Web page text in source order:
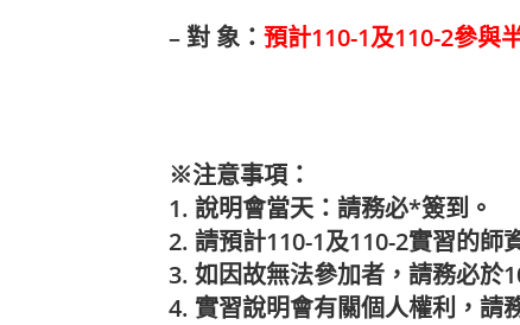
– 對 象： 預計110-1及110-2參與
※注意事項：
1. 說明會當天：請務必*簽到。
2. 請預計110-1及110-2實習的師
3. 如因故無法參加者，請務必於
4. 實習說明會有關個人權利，請